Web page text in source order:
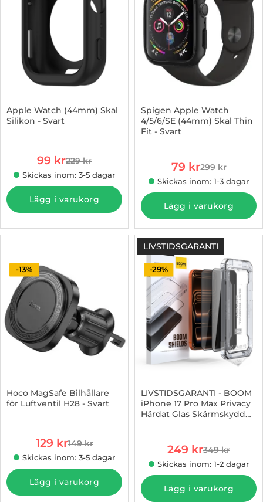
Apple Watch (44mm) Skal
Silikon - Svart
rea pris
99 krtidigare pris
229 kr
Skickas inom: 3-5 dagar
Lägg i varukorg
Spigen Apple Watch
4/5/6/SE (44mm) Skal Thin
Fit - Svart
rea pris
79 krtidigare pris
299 kr
Skickas inom: 1-3 dagar
Lägg i varukorg
-13%
Hoco MagSafe Bilhållare
för Luftventil H28 - Svart
rea pris
129 krtidigare pris
149 kr
Skickas inom: 3-5 dagar
Lägg i varukorg
LIVSTIDSGARANTI
-29%
LIVSTIDSGARANTI - BOOM
iPhone 17 Pro Max Privacy
Härdat Glas Skärmskydd
rea pris
249 krtidigare pris
349 kr
Skickas inom: 1-2 dagar
Lägg i varukorg